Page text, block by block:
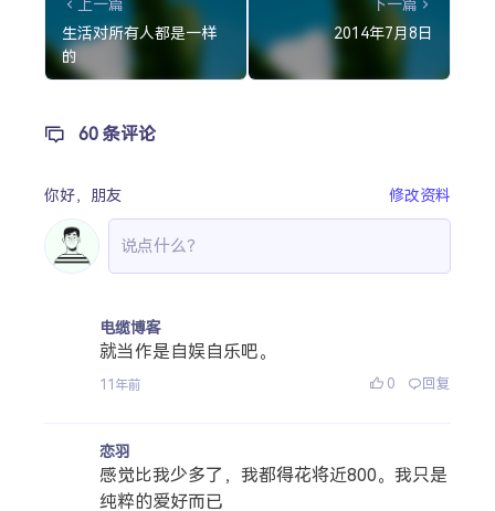
上一篇
生活对所有人都是一样
的
下一篇
2014年7月8日
60 条评论
你好， 朋友 修改资料
电缆博客
就当作是自娱自乐吧。
11年前 0 回复
恋羽
感觉比我少多了，我都得花将近800。我只是
纯粹的爱好而已